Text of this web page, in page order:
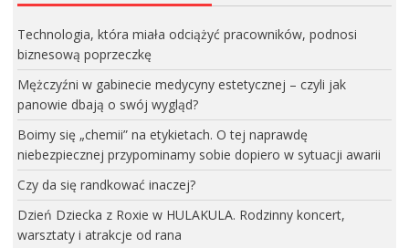
Technologia, która miała odciążyć pracowników, podnosi
biznesową poprzeczkę
Mężczyźni w gabinecie medycyny estetycznej – czyli jak
panowie dbają o swój wygląd?
Boimy się „chemii” na etykietach. O tej naprawdę
niebezpiecznej przypominamy sobie dopiero w sytuacji awarii
Czy da się randkować inaczej?
Dzień Dziecka z Roxie w HULAKULA. Rodzinny koncert,
warsztaty i atrakcje od rana